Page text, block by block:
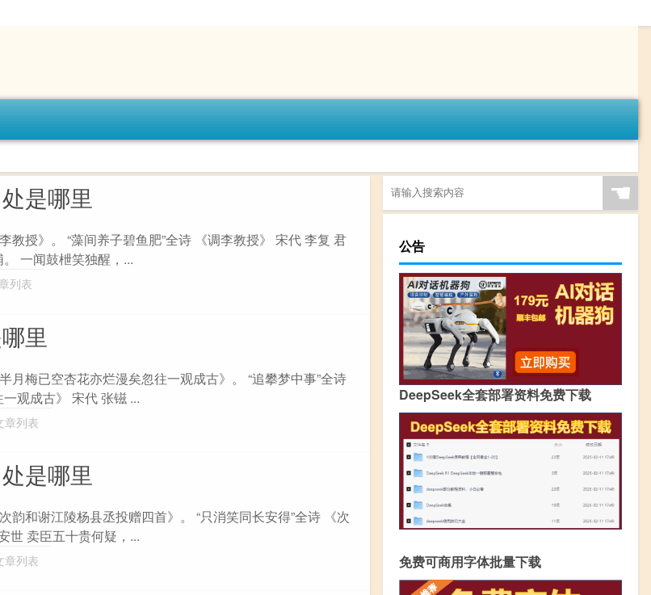
是哪里
教授》。 “藻间养子碧鱼肥”全诗 《调李教授》 宋代 李复 君
一闻鼓枻笑独醒，...
列表
里
月梅已空杏花亦烂漫矣忽往一观成古》。 “追攀梦中事”全诗
观成古》 宋代 张镃 ...
章列表
是哪里
韵和谢江陵杨县丞投赠四首》。 “只消笑同长安得”全诗 《次
世 卖臣五十贵何疑，...
章列表
☚
公告
DeepSeek全套部署资料免费下载
免费可商用字体批量下载